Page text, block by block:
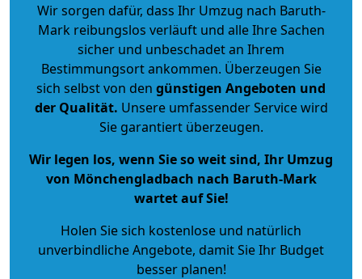
Wir sorgen dafür, dass Ihr Umzug nach Baruth-
Mark reibungslos verläuft und alle Ihre Sachen
sicher und unbeschadet an Ihrem
Bestimmungsort ankommen. Überzeugen Sie
sich selbst von den günstigen Angeboten und
der Qualität. Unsere umfassender Service wird
Sie garantiert überzeugen.
Wir legen los, wenn Sie so weit sind, Ihr Umzug
von Mönchengladbach nach Baruth-Mark
wartet auf Sie!
Holen Sie sich kostenlose und natürlich
unverbindliche Angebote, damit Sie Ihr Budget
besser planen!